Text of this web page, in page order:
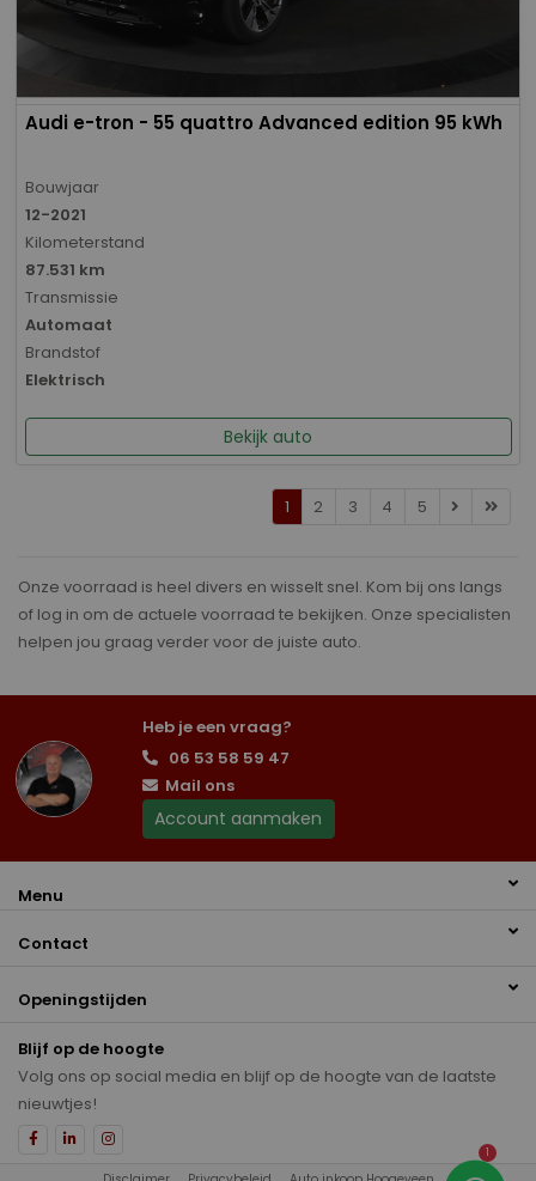
Audi e-tron - 55 quattro Advanced edition 95 kWh
Bouwjaar
12-2021
Kilometerstand
87.531 km
Transmissie
Automaat
Brandstof
Elektrisch
Bekijk auto
1 2 3 4 5
Onze voorraad is heel divers en wisselt snel. Kom bij ons langs
of log in om de actuele voorraad te bekijken. Onze specialisten
helpen jou graag verder voor de juiste auto.
Heb je een vraag?
06 53 58 59 47
Mail ons
Account aanmaken
Menu
Contact
Openingstijden
Blijf op de hoogte
Volg ons op social media en blijf op de hoogte van de laatste
nieuwtjes!
1